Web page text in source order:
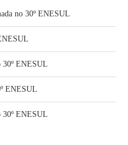
no 30º ENESUL
30º ENESUL
ENESUL
30º ENESUL